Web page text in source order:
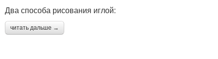
Два способа рисования иглой:
читать дальше →